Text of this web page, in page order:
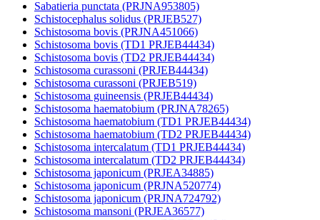
Sabatieria punctata (PRJNA953805)
Schistocephalus solidus (PRJEB527)
Schistosoma bovis (PRJNA451066)
Schistosoma bovis (TD1 PRJEB44434)
Schistosoma bovis (TD2 PRJEB44434)
Schistosoma curassoni (PRJEB44434)
Schistosoma curassoni (PRJEB519)
Schistosoma guineensis (PRJEB44434)
Schistosoma haematobium (PRJNA78265)
Schistosoma haematobium (TD1 PRJEB44434)
Schistosoma haematobium (TD2 PRJEB44434)
Schistosoma intercalatum (TD1 PRJEB44434)
Schistosoma intercalatum (TD2 PRJEB44434)
Schistosoma japonicum (PRJEA34885)
Schistosoma japonicum (PRJNA520774)
Schistosoma japonicum (PRJNA724792)
Schistosoma mansoni (PRJEA36577)